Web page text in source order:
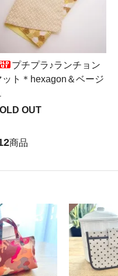
プチプラ♪ランチョン
ット＊hexagon＆ベージ
OUT
商品